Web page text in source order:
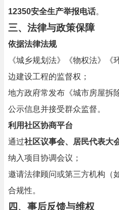
12350安全生产举报电话。
三、法律与政策保障
依据法律法规
《城乡规划法》《物权法》《
边建设工程的监督权；
地方政府常发布《城市房屋拆
公示信息并接受群众监督。
利用社区协商平台
通过社区议事会、居民代表大
纳入项目协调会议；
邀请法律顾问或第三方机构（
合规性。
四、事后反馈与维权